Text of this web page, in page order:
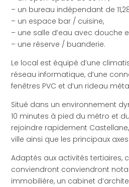
– un bureau indépendant de
– un espace bar / cuisine,
– une salle d’eau avec douche
– une réserve / buanderie.
Le local est équipé d’une
réseau informatique, d’une
fenêtres PVC et d’un rideau
Situé dans un environnement
10 minutes à pied du métro et
rejoindre rapidement
ville ainsi que les principaux
Adaptés aux activités tertiaires,
conviendront conviendront
immobilière, un cabinet